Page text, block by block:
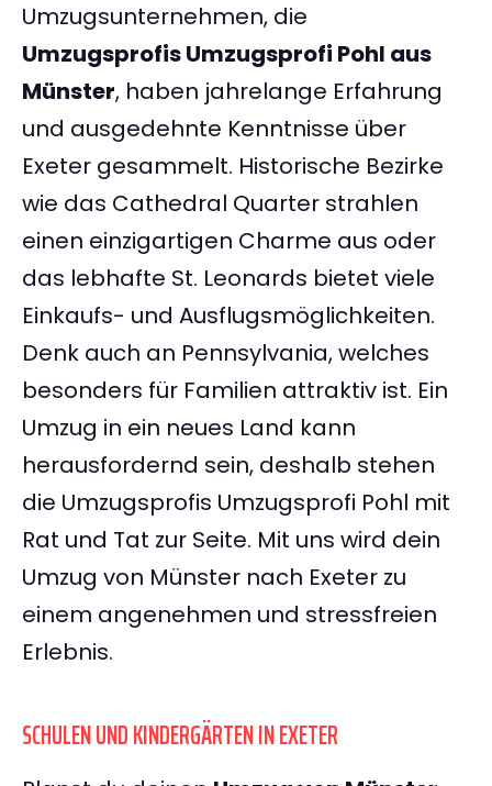
Umzugsunternehmen, die
Umzugsprofis Umzugsprofi Pohl aus
Münster, haben jahrelange Erfahrung
und ausgedehnte Kenntnisse über
Exeter gesammelt. Historische Bezirke
wie das Cathedral Quarter strahlen
einen einzigartigen Charme aus oder
das lebhafte St. Leonards bietet viele
Einkaufs- und Ausflugsmöglichkeiten.
Denk auch an Pennsylvania, welches
besonders für Familien attraktiv ist. Ein
Umzug in ein neues Land kann
herausfordernd sein, deshalb stehen
die Umzugsprofis Umzugsprofi Pohl mit
Rat und Tat zur Seite. Mit uns wird dein
Umzug von Münster nach Exeter zu
einem angenehmen und stressfreien
Erlebnis.
SCHULEN UND KINDERGÄRTEN IN EXETER